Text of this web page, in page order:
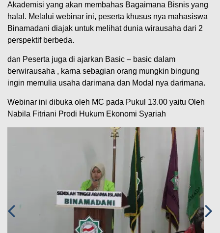
Akademisi yang akan membahas Bagaimana Bisnis yang
halal. Melalui webinar ini, peserta khusus nya mahasiswa
Binamadani diajak untuk melihat dunia wirausaha dari 2
perspektif berbeda.
dan Peserta juga di ajarkan Basic – basic dalam
berwirausaha , karna sebagian orang mungkin bingung
ingin memulia usaha darimana dan Modal nya darimana.
Webinar ini dibuka oleh MC pada Pukul 13.00 yaitu Oleh
Nabila Fitriani Prodi Hukum Ekonomi Syariah